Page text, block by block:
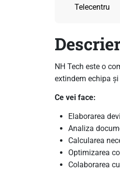
Telecentru
NH Tech este o
extindem echipa
Ce vei face:
Elaborarea
Analiza
Calcularea
Optimizarea
Colaborarea